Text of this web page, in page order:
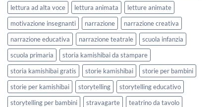
lettura ad alta voce
lettura animata
letture animate
motivazione insegnanti
narrazione
narrazione creativa
narrazione educativa
narrazione teatrale
scuola infanzia
scuola primaria
storia kamishibai da stampare
storia kamishibai gratis
storie kamishibai
storie per bambini
storie per kamishibai
storytelling
storytelling educativo
storytelling per bambini
stravagarte
teatrino da tavolo